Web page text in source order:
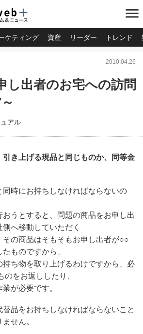
menu
ケティング 資産 リーダー トレンド
2010.04.26
出者のお宅への訪問
アル
引き上げる現品と同じものか、同等金
同時にお持ちしなければならないの
おうとすると、問題の商品をお申し出
へ移動していただく
その商品はそもそもお申し出者が○○
ものですから、
持ち物を取り上げるわけですから、必
をお返ししたり、
が必要です。
品をお持ちしなければならないこと
せん。